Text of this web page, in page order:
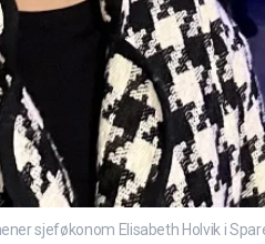
sjeføkonom Elisabeth Holvik i